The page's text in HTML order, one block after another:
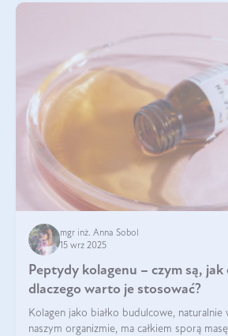
mgr inż. Anna Sobol
15 wrz 2025
Peptydy kolagenu – czym są, jak
dlaczego warto je stosować?
Kolagen jako białko budulcowe, naturalnie
naszym organizmie, ma całkiem sporą